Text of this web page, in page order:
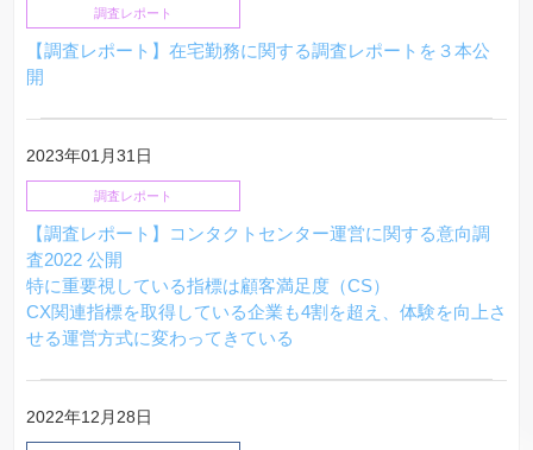
調査レポート
【調査レポート】在宅勤務に関する調査レポートを３本公
開
2023年01月31日
調査レポート
【調査レポート】コンタクトセンター運営に関する意向調
査2022 公開
特に重要視している指標は顧客満足度（CS）
CX関連指標を取得している企業も4割を超え、体験を向上さ
せる運営方式に変わってきている
2022年12月28日